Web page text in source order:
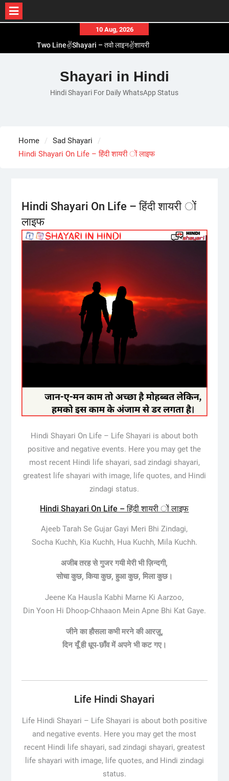
content
10 Aug, 2026
Two Line✌️Shayari – तवो लाइन✌️शायरी
Romantic Love😽Status – रोमांटिक लव😽स्टेटस
Love🥳Poetry In Hindi – लव🥳पोएट्री इन हिंदी
1 Line☝️Shayari In Hindi – १ लाइन☝️शायरी इन हिंदी
Shayari in Hindi
Hindi Shayari For Daily WhatsApp Status
Home
Sad Shayari
Hindi Shayari On Life – हिंदी शायरी ों लाइफ
Hindi Shayari On Life – हिंदी शायरी ों
लाइफ
Hindi Shayari On Life – Life Shayari is about both
positive and negative events. Here you may get the
most recent Hindi life shayari, sad zindagi shayari,
greatest life shayari with image, life quotes, and Hindi
zindagi status.
Hindi Shayari On Life – हिंदी शायरी ों लाइफ
Ajeeb Tarah Se Gujar Gayi Meri Bhi Zindagi,
Socha Kuchh, Kia Kuchh, Hua Kuchh, Mila Kuchh.
अजीब तरह से गुजर गयी मेरी भी ज़िन्दगी,
सोचा कुछ, किया कुछ, हुआ कुछ, मिला कुछ।
Jeene Ka Hausla Kabhi Marne Ki Aarzoo,
Din Yoon Hi Dhoop-Chhaaon Mein Apne Bhi Kat Gaye.
जीने का हौसला कभी मरने की आरज़ू,
दिन यूँ ही धूप-छाँव में अपने भी कट गए।
Life Hindi Shayari
Life Hindi Shayari – Life Shayari is about both positive
and negative events. Here you may get the most
recent Hindi life shayari, sad zindagi shayari, greatest
life shayari with image, life quotes, and Hindi zindagi
status.